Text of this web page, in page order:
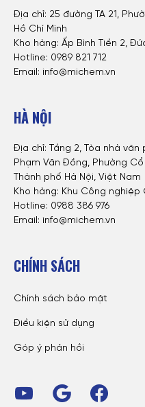
Địa chỉ: 25 đường TA 21,
Hồ Chí Minh
Kho hàng: Ấp Bình Tiền 2,
Hotline: 0989 821 712
Email: info@michem.vn
HÀ NỘI
Địa chỉ: Tầng 2, Tòa nhà
Phạm Văn Đồng, Phường Cổ
Thành phố Hà Nội, Việt Nam
Kho hàng: Khu Công nghiệp
Hotline: 0988 386 976
Email: info@michem.vn
CHÍNH SÁCH
Chính sách bảo mật
Điều kiện sử dụng
Góp ý phản hồi